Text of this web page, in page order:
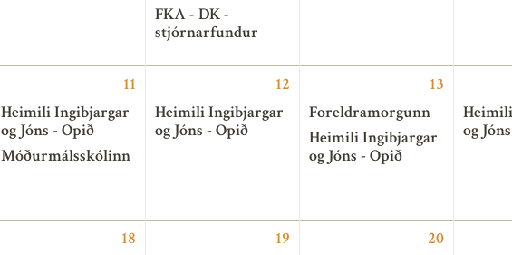
FKA - DK -
stjórnarfundur
11
Heimili Ingibjargar
og Jóns - Opið
Móðurmálsskólinn
12
Heimili Ingibjargar
og Jóns - Opið
13
Foreldramorgunn
Heimili Ingibjargar
og Jóns - Opið
og
18
19
20